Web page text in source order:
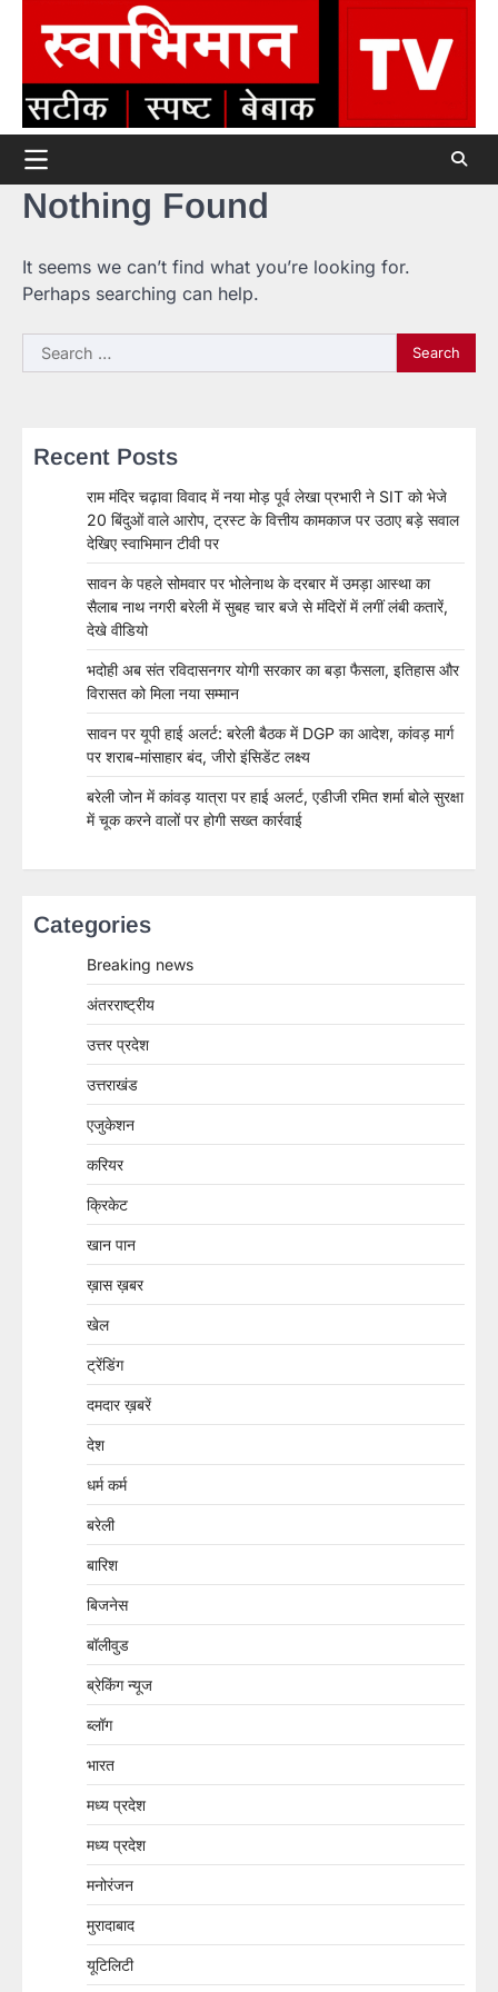
content
Nothing Found
It seems we can’t find what you’re looking for.
Perhaps searching can help.
Search
for:
Recent Posts
राम मंदिर चढ़ावा विवाद में नया मोड़ पूर्व लेखा प्रभारी ने SIT को भेजे
20 बिंदुओं वाले आरोप, ट्रस्ट के वित्तीय कामकाज पर उठाए बड़े सवाल
देखिए स्वाभिमान टीवी पर
सावन के पहले सोमवार पर भोलेनाथ के दरबार में उमड़ा आस्था का
सैलाब नाथ नगरी बरेली में सुबह चार बजे से मंदिरों में लगीं लंबी कतारें,
देखे वीडियो
भदोही अब संत रविदासनगर योगी सरकार का बड़ा फैसला, इतिहास और
विरासत को मिला नया सम्मान
सावन पर यूपी हाई अलर्ट: बरेली बैठक में DGP का आदेश, कांवड़ मार्ग
पर शराब-मांसाहार बंद, जीरो इंसिडेंट लक्ष्य
बरेली जोन में कांवड़ यात्रा पर हाई अलर्ट, एडीजी रमित शर्मा बोले सुरक्षा
में चूक करने वालों पर होगी सख्त कार्रवाई
Categories
Breaking news
अंतरराष्ट्रीय
उत्तर प्रदेश
उत्तराखंड
एजुकेशन
करियर
क्रिकेट
खान पान
ख़ास ख़बर
खेल
ट्रेंडिंग
दमदार ख़बरें
देश
धर्म कर्म
बरेली
बारिश
बिजनेस
बॉलीवुड
ब्रेकिंग न्यूज
ब्लॉग
भारत
मध्य प्रदेश
मध्य प्रदेश
मनोरंजन
मुरादाबाद
यूटिलिटी